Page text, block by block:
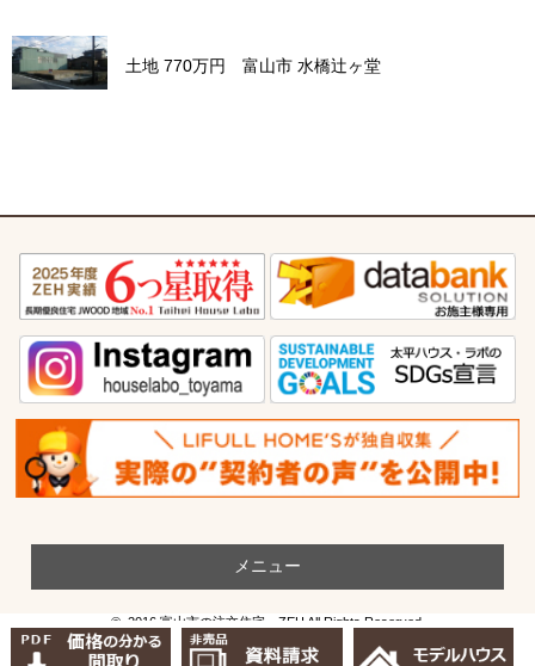
土地 770万円 富山市 水橋辻ヶ堂
メニュー
© 2016 富山市の注文住宅・ZEH All Rights Reserved.